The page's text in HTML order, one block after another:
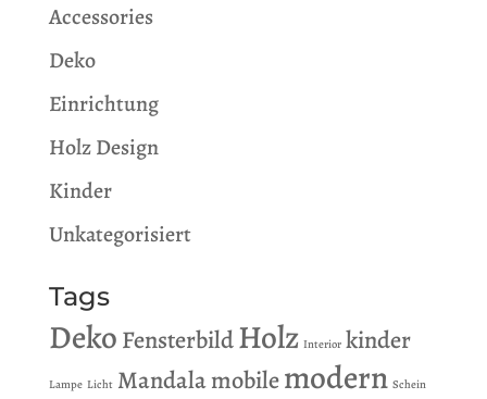
Accessories
Deko
Einrichtung
Holz Design
Kinder
Unkategorisiert
Tags
DekoFensterbildHolz Interior kinder
Lampe Licht Mandalamobilemodern Schein